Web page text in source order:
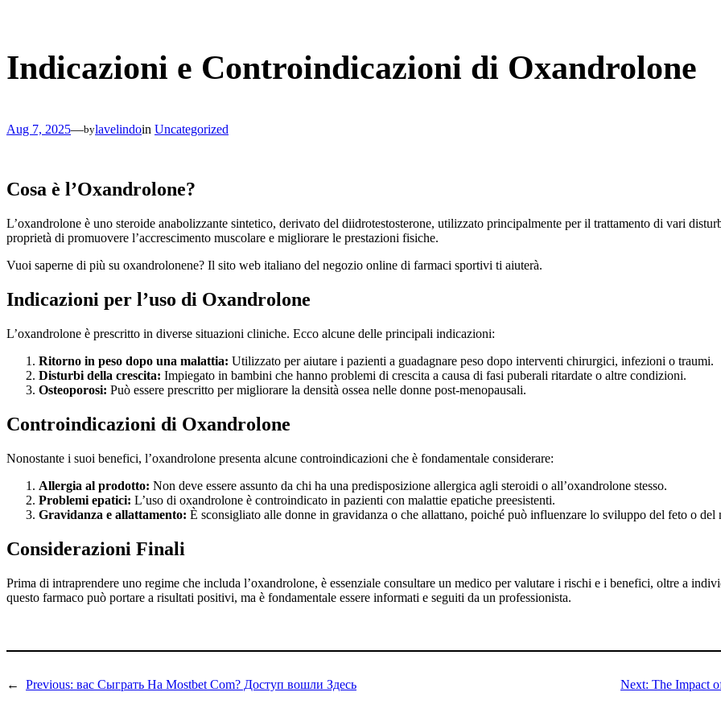
Indicazioni e Controindicazioni di Oxandrolone
Aug 7, 2025—bylavelindoin Uncategorized
Cosa è l’Oxandrolone?
L’oxandrolone è uno steroide anabolizzante sintetico, derivato del diidrotestosterone, utilizzato principalmente per il trattamento di vari
proprietà di promuovere l’accrescimento muscolare e migliorare le prestazioni fisiche.
Vuoi saperne di più su oxandrolonene? Il sito web italiano del negozio online di farmaci sportivi ti aiuterà.
Indicazioni per l’uso di Oxandrolone
L’oxandrolone è prescritto in diverse situazioni cliniche. Ecco alcune delle principali indicazioni:
Ritorno in peso dopo una malattia: Utilizzato per aiutare i pazienti a guadagnare peso dopo interventi chirurgici, infezioni o traumi.
Disturbi della crescita: Impiegato in bambini che hanno problemi di crescita a causa di fasi puberali ritardate o altre condizioni.
Osteoporosi: Può essere prescritto per migliorare la densità ossea nelle donne post-menopausali.
Controindicazioni di Oxandrolone
Nonostante i suoi benefici, l’oxandrolone presenta alcune controindicazioni che è fondamentale considerare:
Allergia al prodotto: Non deve essere assunto da chi ha una predisposizione allergica agli steroidi o all’oxandrolone stesso.
Problemi epatici: L’uso di oxandrolone è controindicato in pazienti con malattie epatiche preesistenti.
Gravidanza e allattamento: È sconsigliato alle donne in gravidanza o che allattano, poiché può influenzare lo sviluppo del feto o del
Considerazioni Finali
Prima di intraprendere uno regime che includa l’oxandrolone, è essenziale consultare un medico per valutare i rischi e i benefici, oltre a
questo farmaco può portare a risultati positivi, ma è fondamentale essere informati e seguiti da un professionista.
← Previous: вас Сыграть На Mostbet Com? Доступ вошли Здесь Next: The Impact